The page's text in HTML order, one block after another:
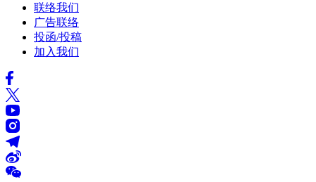
联络我们
广告联络
投函/投稿
加入我们